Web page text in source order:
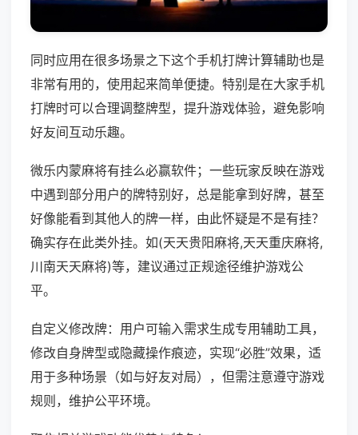
同时应用在很多场景之下这个手机打牌计算辅助也是
非常有用的，使用起来简单便捷。特别是在大家手机
打牌时可以合理调整牌型，提升游戏体验，避免影响
好友间互动乐趣。
微乐内蒙麻将有挂么必赢软件；一些玩家反映在游戏
中遇到部分用户的牌特别好，总是能拿到好牌，甚至
好像能看到其他人的牌一样，由此怀疑是不是有挂？
确实存在此类外挂。如(天天贵阳麻将,天天重庆麻将,
川南天天麻将)等，建议通过正规途径维护游戏公
平。
自定义修改牌：用户可输入需求生成专用辅助工具，
修改自身牌型或隐藏操作痕迹，实现“必胜”效果，适
用于多种场景（如与好友对局），但需注意遵守游戏
规则，维护公平环境。